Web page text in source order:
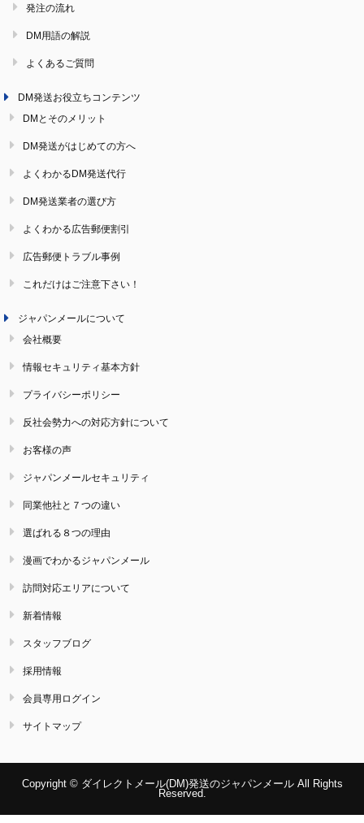
発注の流れ
DM用語の解説
よくあるご質問
DM発送お役立ちコンテンツ
DMとそのメリット
DM発送がはじめての方へ
よくわかるDM発送代行
DM発送業者の選び方
よくわかる広告郵便割引
広告郵便トラブル事例
これだけはご注意下さい！
ジャパンメールについて
会社概要
情報セキュリティ基本方針
プライバシーポリシー
反社会勢力への対応方針について
お客様の声
ジャパンメールセキュリティ
同業他社と７つの違い
選ばれる８つの理由
漫画でわかるジャパンメール
訪問対応エリアについて
新着情報
スタッフブログ
採用情報
会員専用ログイン
サイトマップ
Copyright © ダイレクトメール(DM)発送のジャパンメール All Rights
Reserved.